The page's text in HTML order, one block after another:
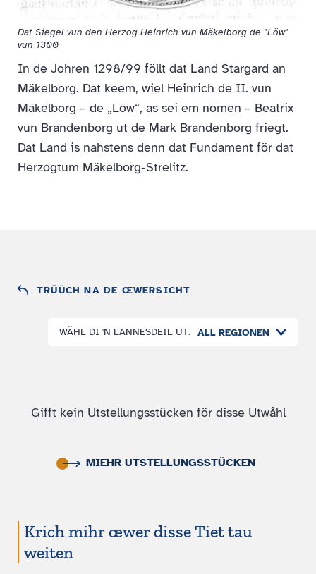
Dat Siegel vun den Herzog Heinrich vun Mäkelborg de "Löw"
vun 1300
In de Johren 1298/99 föllt dat Land Stargard an
Mäkelborg. Dat keem, wiel Heinrich de II. vun
Mäkelborg – de „Löw“, as sei em nömen – Beatrix
vun Brandenborg ut de Mark Brandenborg friegt.
Dat Land is nahstens denn dat Fundament för dat
Herzogtum Mäkelborg-Strelitz.
TRÜÜCH NA DE ŒWERSICHT
WÄHL DI 'N LANNESDEIL UT. ALL REGIONEN
Gifft kein Utstellungsstücken för disse Utwåhl
MIEHR UTSTELLUNGSSTÜCKEN
Krich mihr œwer disse Tiet tau
weiten